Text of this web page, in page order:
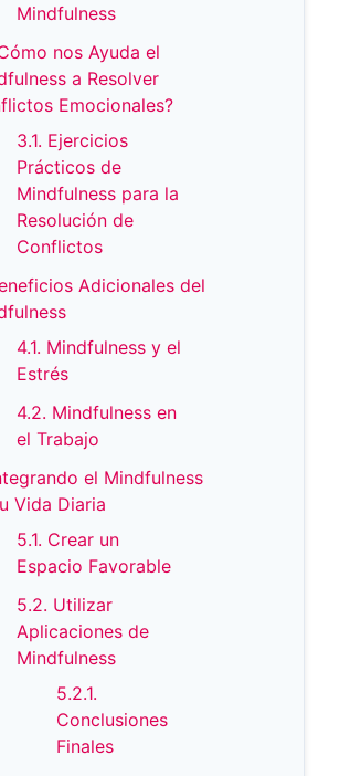
Mindfulness
nos Ayuda el
a Resolver
Emocionales?
3.1. Ejercicios
Prácticos de
Mindfulness para la
Resolución de
Conflictos
Adicionales del
4.1. Mindfulness y el
Estrés
4.2. Mindfulness en
el Trabajo
el Mindfulness
Vida Diaria
5.1. Crear un
Espacio Favorable
5.2. Utilizar
Aplicaciones de
Mindfulness
5.2.1.
Conclusiones
Finales